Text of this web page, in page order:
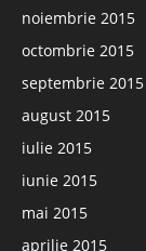
noiembrie 2015
octombrie 2015
septembrie 2015
august 2015
iulie 2015
iunie 2015
mai 2015
aprilie 2015